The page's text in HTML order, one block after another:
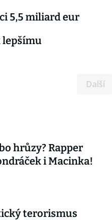
5,5 miliard eur
lepšímu
Další
hrůzy? Rapper
i Macinka!
terorismus